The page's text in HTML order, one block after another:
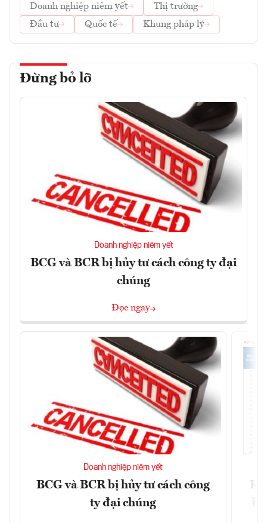
Doanh nghiệp niêm yết
Thị trường
Đầu tư
Quốc tế Khung pháp lý
Đừng bỏ lỡ
Doanh nghiệp niêm yết
BCG và BCR bị hủy tư cách công ty đại
chúng
Đọc ngay
Doanh nghiệp niêm yết
BCG và BCR bị hủy tư cách công
ty đại chúng